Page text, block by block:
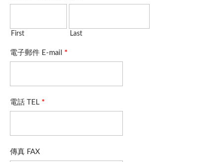
First Last
電子郵件 E-mail *
電話 TEL *
傳真 FAX